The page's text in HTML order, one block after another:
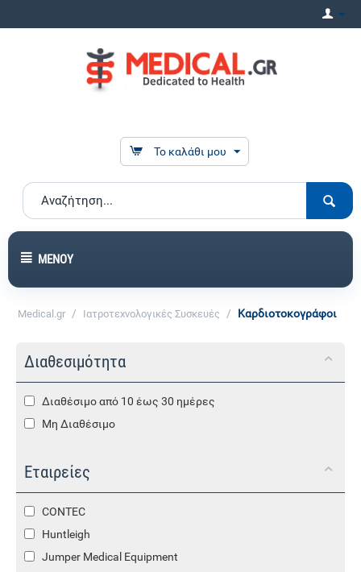
Το καλάθι μου
ΜΕΝΟΎ
Medical.gr / Ιατροτεχνολογικές Συσκευές / Καρδιοτοκογράφοι
Διαθεσιμότητα
Διαθέσιμο από 10 έως 30 ημέρες
Μη Διαθέσιμο
Εταιρείες
CONTEC
Huntleigh
Jumper Medical Equipment